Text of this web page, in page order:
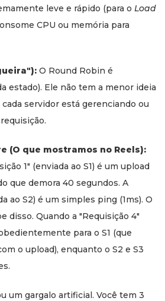
leve e rápido (para o Load
CPU ou memória para
O Round Robin é
estado). Ele não tem a menor ideia
servidor está gerenciando ou
(O que mostramos no Reels):
1" (enviada ao S1) é um upload
que demora 40 segundos. A
ao S2) é um simples ping (1ms). O
disso. Quando a "Requisição 4"
para o S1 (que
o upload), enquanto o S2 e S3
um gargalo artificial. Você tem 3